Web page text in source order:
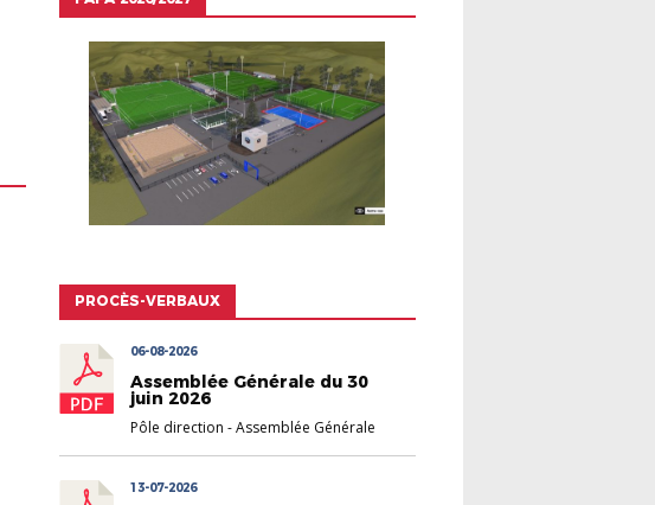
PROCÈS-VERBAUX
06-08-2026
Assemblée Générale du 30
juin 2026
Pôle direction -Assemblée Générale
13-07-2026